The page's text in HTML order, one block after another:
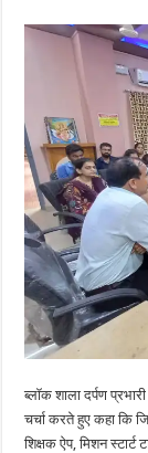
ब्लॉक शाला दर्पण
चर्चा करते हुए कहा कि
शिक्षक ऐप, मिशन